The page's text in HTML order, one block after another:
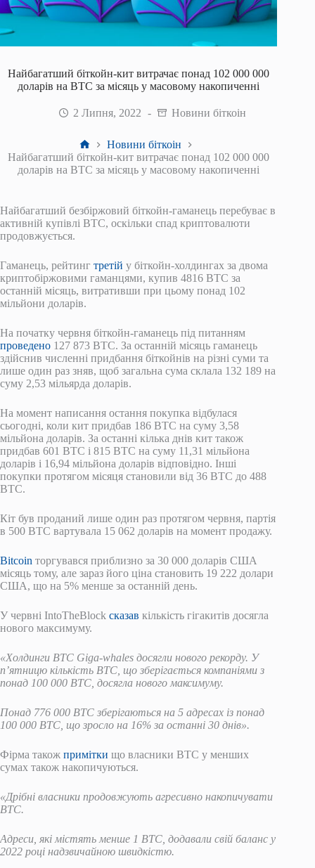
Найбагатший біткойн-кит витрачає понад 102 000 000
доларів на BTC за місяць у масовому накопиченні
2 Липня, 2022 Новини біткоін
Головна
Новини біткоін
Найбагатший біткойн-кит витрачає понад 102 000 000
доларів на BTC за місяць у масовому накопиченні
Найбагатший безбіржовий біткойн-гаманець перебуває в
активній купівлі BTC, оскільки спад криптовалюти
продовжується.
Гаманець, рейтинг третій у біткойн-холдингах за двома
криптобіржовими гаманцями, купив 4816 BTC за
останній місяць, витративши при цьому понад 102
мільйони доларів.
На початку червня біткойн-гаманець під питанням
проведено 127 873 BTC. За останній місяць гаманець
здійснив численні придбання біткойнів на різні суми та
лише один раз зняв, щоб загальна сума склала 132 189 на
суму 2,53 мільярда доларів.
На момент написання остання покупка відбулася
сьогодні, коли кит придбав 186 BTC на суму 3,58
мільйона доларів. За останні кілька днів кит також
придбав 601 BTC і 815 BTC на суму 11,31 мільйона
доларів і 16,94 мільйона доларів відповідно. Інші
покупки протягом місяця становили від 36 BTC до 488
BTC.
Кіт був проданий лише один раз протягом червня, партія
в 500 BTC вартувала 15 062 доларів на момент продажу.
Bitcoin торгувався приблизно за 30 000 доларів США
місяць тому, але зараз його ціна становить 19 222 долари
США, що на 5% менше за останній день.
У червні IntoTheBlock сказав кількість гігакитів досягла
нового максимуму.
«Холдинги BTC Giga-whales досягли нового рекорду. У
п’ятницю кількість BTC, що зберігається компаніями з
понад 100 000 BTC, досягла нового максимуму.
Понад 776 000 BTC зберігаються на 5 адресах із понад
100 000 BTC, що зросло на 16% за останні 30 днів».
Фірма також примітки що власники BTC у менших
сумах також накопичуються.
«Дрібні власники продовжують агресивно накопичувати
BTC.
Адреси, які містять менше 1 BTC, додавали свій баланс у
2022 році надзвичайною швидкістю.